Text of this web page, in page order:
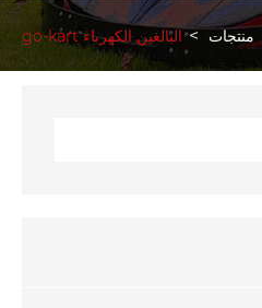
منتجات البالغين الكهرباء go-kart